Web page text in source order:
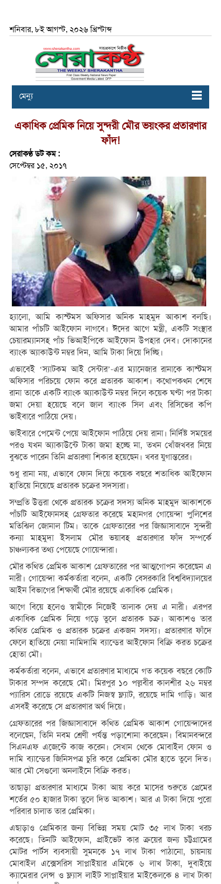
শনিবার, ৮ই আগস্ট, ২০২৬ খ্রিস্টাব্দ
মেন্যু
একাধিক প্রেমিক নিয়ে সুন্দরী মৌর ভয়ংকর প্রতারণার
ফাঁদ!
সেরাকণ্ঠ ডট কম :
সেপ্টেম্বর ১৫, ২০১৭
হ্যালো, আমি কাস্টমস অফিসার অনিক মাহমুদ আকাশ বলছি।
আমার পাঁচটি আইফোন লাগবে। ঈদের আগে মন্ত্রী, একটি সংস্থার
চেয়ারম্যানসহ পাঁচ ভিআইপিকে আইফোন উপহার দেব। দোকানের
ব্যাংক অ্যাকাউন্ট নম্বর দিন, আমি টাকা দিয়ে দিচ্ছি।
এভাবেই ‘স্যাটকম আই সেন্টার’-এর ম্যানেজার রানাকে কাস্টমস
অফিসার পরিচয়ে ফোন করে প্রতারক আকাশ। কথোপকথন শেষে
রানা তাকে একটি ব্যাংক অ্যাকাউন্ট নম্বর দিলে কয়েক ঘণ্টা পর টাকা
জমা দেয়া হয়েছে বলে জাল ব্যাংক সিল এবং রিসিভের কপি
ভাইবারে পাঠিয়ে দেয়।
ভাইবারে পেমেন্ট পেয়ে আইফোন পাঠিয়ে দেয় রানা। নির্দিষ্ট সময়ের
পরও যখন অ্যাকাউন্টে টাকা জমা হচ্ছে না, তখন খোঁজখবর নিয়ে
বুঝতে পারেন তিনি প্রতারণা শিকার হয়েছেন। খবর যুগান্তরের।
শুধু রানা নয়, এভাবে ফোন দিয়ে কয়েক বছরে শতাধিক আইফোন
হাতিয়ে নিয়েছে প্রতারক চক্রের সদস্যরা।
সম্প্রতি উত্তরা থেকে প্রতারক চক্রের সদস্য অনিক মাহমুদ আকাশকে
পাঁচটি আইফোনসহ গ্রেফতার করেছে মহানগর গোয়েন্দা পুলিশের
মতিঝিল জোনাল টিম। তাকে গ্রেফতারের পর জিজ্ঞাসাবাদে সুন্দরী
কন্যা মাহমুদা ইসলাম মৌর ভয়াবহ প্রতারণার ফাঁদ সম্পর্কে
চাঞ্চল্যকর তথ্য পেয়েছে গোয়েন্দারা।
মৌর কথিত প্রেমিক আকাশ গ্রেফতারের পর আত্মগোপন করেছেন এ
নারী। গোয়েন্দা কর্মকর্তারা বলেন, একটি বেসরকারি বিশ্ববিদ্যালয়ের
আইন বিভাগের শিক্ষার্থী মৌর রয়েছে একাধিক প্রেমিক।
আগে বিয়ে হলেও স্বামীকে নিজেই তালাক দেয় এ নারী। এরপর
একাধিক প্রেমিক নিয়ে গড়ে তুলে প্রতারক চক্র। আকাশও তার
কথিত প্রেমিক ও প্রতারক চক্রের একজন সদস্য। প্রতারণার ফাঁদে
ফেলে হাতিয়ে নেয়া নামিদামি ব্যান্ডের আইফোন বিক্রি করত চক্রের
হোতা মৌ।
কর্মকর্তারা বলেন, এভাবে প্রতারণার মাধ্যমে গত কয়েক বছরে কোটি
টাকার সম্পদ করেছে মৌ। মিরপুর ১০ পল্লবীর কালশীর ২৬ নম্বর
প্যারিস রোডে রয়েছে একটি নিজস্ব ফ্ল্যাট, রয়েছে দামি গাড়ি। আর
এসবই করেছে সে প্রতারণার অর্থ দিয়ে।
গ্রেফতারের পর জিজ্ঞাসাবাদে কথিত প্রেমিক আকাশ গোয়েন্দাদের
বলেছেন, তিনি নবম শ্রেণী পর্যন্ত পড়াশোনা করেছেন। বিমানবন্দরে
সিএনএফ এজেন্টে কাজ করেন। সেখান থেকে মোবাইল ফোন ও
দামি ব্যান্ডের জিনিসপত্র চুরি করে প্রেমিকা মৌর হাতে তুলে দিত।
আর মৌ সেগুলো অনলাইনে বিক্রি করত।
তাছাড়া প্রতারণার মাধ্যমে টাকা আয় করে মাসের শুরুতে প্রেমের
শর্তের ৫০ হাজার টাকা তুলে দিত আকাশ। আর এ টাকা দিয়ে পুরো
পরিবার চালাত তার প্রেমিকা।
এছাড়াও প্রেমিকার জন্য বিভিন্ন সময় মোট ৩৫ লাখ টাকা খরচ
করেছে। তিনটি আইফোন, প্রাইভেট কার ক্রয়ের জন্য চট্টগ্রামের
মোটর পার্টস ব্যবসায়ী সুমনকে ১৭ লাখ টাকা পাঠানো, চায়নায়
মোবাইল এক্সেসরিস সাপ্লাইয়ার এমিকে ৬ লাখ টাকা, দুবাইয়ে
ক্যামেরার লেন্স ও ফ্ল্যাস লাইট সাপ্লাইয়ার মাইকেলকে ৪ লাখ টাকা